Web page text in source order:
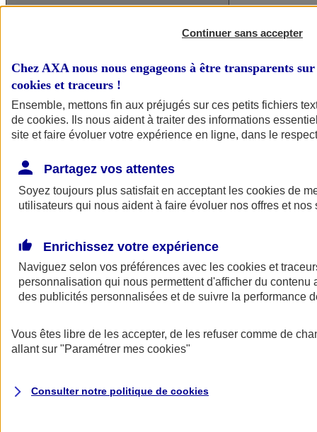
AXA Assurance
Continuer sans accepter
Chez AXA nous nous engageons à être transparents
cookies et traceurs !
Ensemble, mettons fin aux préjugés sur ces petits fichiers
de cookies. Ils nous aident à traiter des informations
site et faire évoluer votre expérience en ligne, dans le
Partagez vos attentes
Soyez toujours plus satisfait en acceptant les cookies de
utilisateurs qui nous aident à faire évoluer nos offres et nos
Enrichissez votre expérience
Naviguez selon vos préférences avec les cookies et
personnalisation qui nous permettent d'afficher du contenu
des publicités personnalisées et de suivre la performance
Vous êtes libre de les accepter, de les refuser comme de
allant sur "Paramétrer mes cookies"
Consulter notre politique de cookies